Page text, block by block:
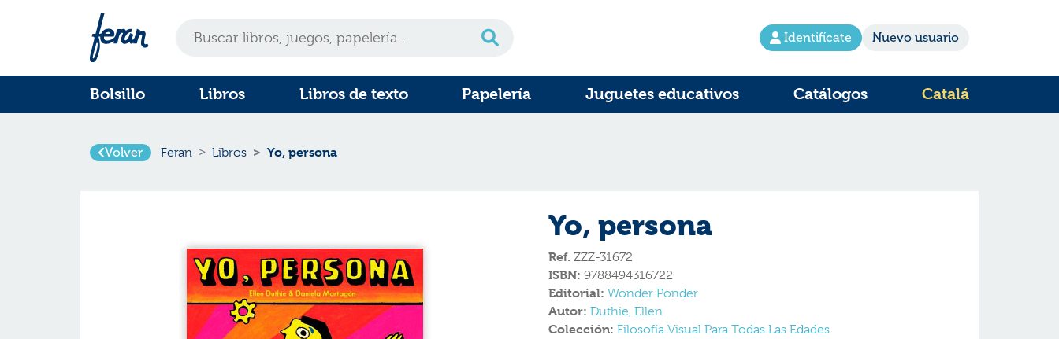
Identifícate Nuevo usuario
Bolsillo Libros Libros de texto Papelería Juguetes educativos Catálogos Catalá
Volver Feran Libros Yo, persona
Yo, persona
Ref. ZZZ-31672
ISBN: 9788494316722
Editorial: Wonder Ponder
Autor: Duthie, Ellen
Colección: Filosofía Visual Para Todas Las Edades